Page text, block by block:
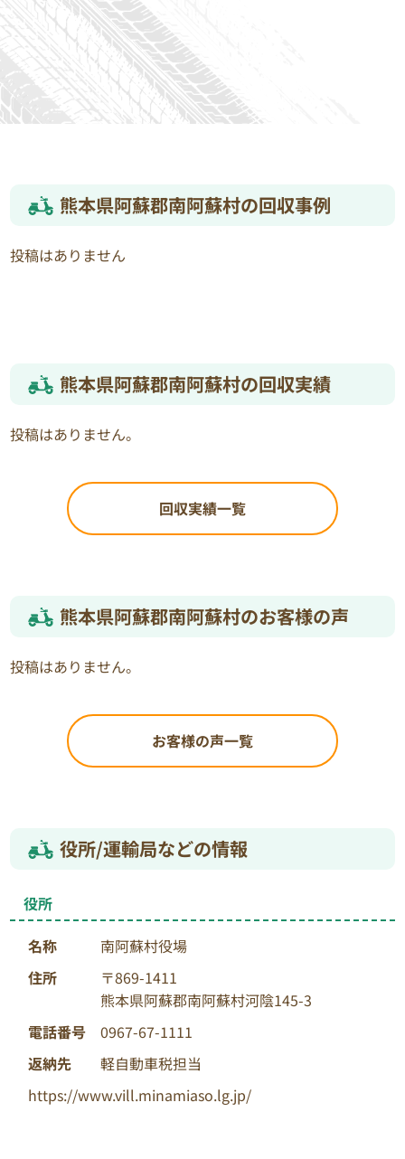
熊本県阿蘇郡南阿蘇村の回収事例
投稿はありません
熊本県阿蘇郡南阿蘇村の回収実績
投稿はありません。
回収実績一覧
熊本県阿蘇郡南阿蘇村のお客様の声
投稿はありません。
お客様の声一覧
役所/運輸局などの情報
役所
名称
南阿蘇村役場
住所
〒869-1411
熊本県阿蘇郡南阿蘇村河陰145-3
電話番号
0967-67-1111
返納先
軽自動車税担当
https://www.vill.minamiaso.lg.jp/